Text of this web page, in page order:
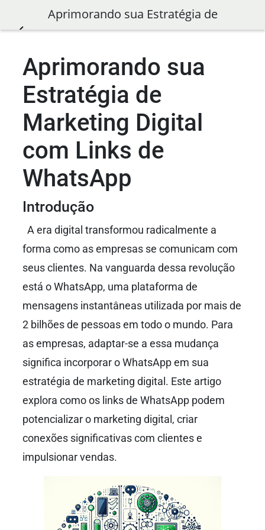
Aprimorando sua Estratégia de
WhatsApp
Aprimorando sua
Estratégia de
Marketing Digital
com Links de
WhatsApp
Introdução
A era digital transformou radicalmente a
forma como as empresas se comunicam com
seus clientes. Na vanguarda dessa revolução
está o WhatsApp, uma plataforma de
mensagens instantâneas utilizada por mais de
2 bilhões de pessoas em todo o mundo. Para
as empresas, adaptar-se a essa mudança
significa incorporar o WhatsApp em sua
estratégia de marketing digital. Este artigo
explora como os links de WhatsApp podem
potencializar o marketing digital, criar
conexões significativas com clientes e
impulsionar vendas.